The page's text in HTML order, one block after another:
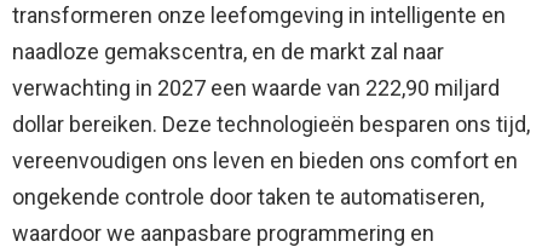
transformeren onze leefomgeving in intelligente en
naadloze gemakscentra, en de markt zal naar
verwachting in 2027 een waarde van 222,90 miljard
dollar bereiken. Deze technologieën besparen ons tijd,
vereenvoudigen ons leven en bieden ons comfort en
ongekende controle door taken te automatiseren,
waardoor we aanpasbare programmering en